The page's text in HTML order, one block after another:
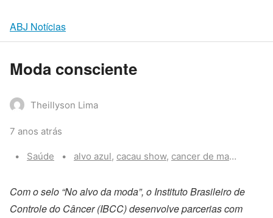
ABJ Notícias
Moda consciente
Theillyson Lima
7 anos atrás
Categories:
Saúde Tags:
alvo azul, cacau show, cancer de mama
Com o selo “No alvo da moda”, o Instituto Brasileiro de
Controle do Câncer (IBCC) desenvolve parcerias com